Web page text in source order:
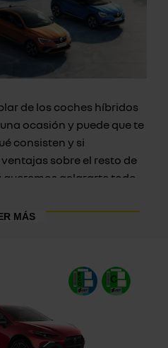
de los coches híbridos
ocasión y puede que te
consisten y si
sobre el resto de
queremos aclararte todo
ser tu próximo tipo de
en unos vehículos
uno que es eléctrico
al combustible, como
habíamos conocido.
en los coches
MÁS